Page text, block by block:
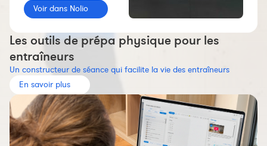
Voir dans Nolio
Les outils de prépa physique pour les
entraîneurs
Un constructeur de séance qui facilite la vie des entraîneurs
En savoir plus